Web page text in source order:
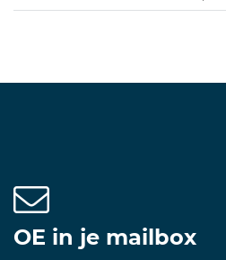
OE in je mailbox